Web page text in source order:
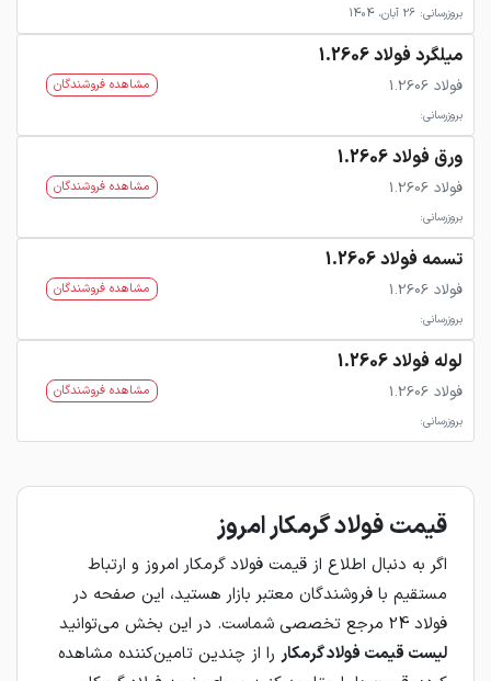
بروزرسانی: 26 آبان، 1404
میلگرد فولاد 1.2606
فولاد 1.2606
بروزرسانی:
مشاهده فروشندگان
ورق فولاد 1.2606
فولاد 1.2606
بروزرسانی:
مشاهده فروشندگان
تسمه فولاد 1.2606
فولاد 1.2606
بروزرسانی:
مشاهده فروشندگان
لوله فولاد 1.2606
فولاد 1.2606
بروزرسانی:
مشاهده فروشندگان
قیمت فولاد گرمکار امروز
اگر به دنبال اطلاع از قیمت فولاد گرمکار امروز و ارتباط
مستقیم با فروشندگان معتبر بازار هستید، این صفحه در
فولاد 24 مرجع تخصصی شماست. در این بخش می‌توانید
لیست قیمت فولاد گرمکار را از چندین تامین‌کننده مشاهده